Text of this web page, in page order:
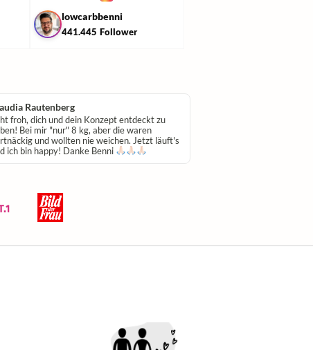
lowcarbbenni
441.445 Follower
Rautenberg
froh, dich und dein Konzept entdeckt zu
Bei mir "nur" 8 kg, aber die waren
und wollten nie weichen. Jetzt läuft's
ich bin happy! Danke Benni